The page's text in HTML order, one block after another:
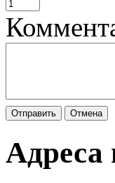
Отправить Отмена
Адреса